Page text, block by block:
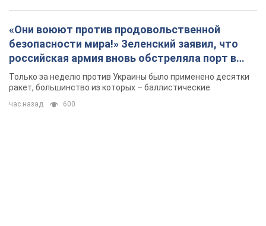
«Они воюют против продовольственной
безопасности мира!» Зеленский заявил, что
российская армия вновь обстреляла порт в
Одессе
Только за неделю против Украины было применено десятки
ракет, большинство из которых – баллистические
час назад 600